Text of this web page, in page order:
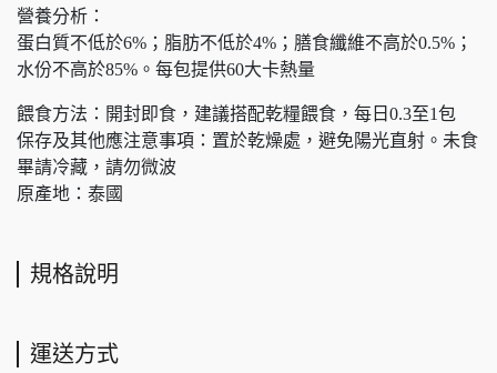
營養分析：
蛋白質不低於6%；脂肪不低於4%；膳食纖維不高於0.5%；
水份不高於85%。每包提供60大卡熱量
餵食方法：開封即食，建議搭配乾糧餵食，每日0.3至1包
保存及其他應注意事項：置於乾燥處，避免陽光直射。未食
畢請冷藏，請勿微波
原產地：泰國
規格說明
運送方式